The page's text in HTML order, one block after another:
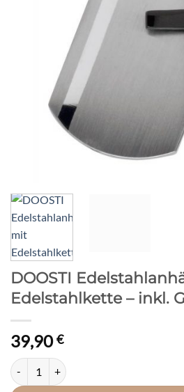
DOOSTI
Edelstahlkette – inkl.
39,90€
DOOSTI Edelstahlanhänger mit